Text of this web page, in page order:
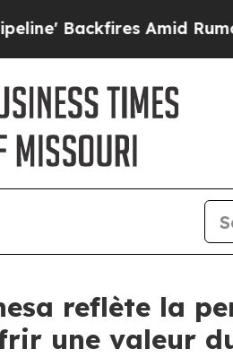
Amid Rumors
reflète la
une valeur